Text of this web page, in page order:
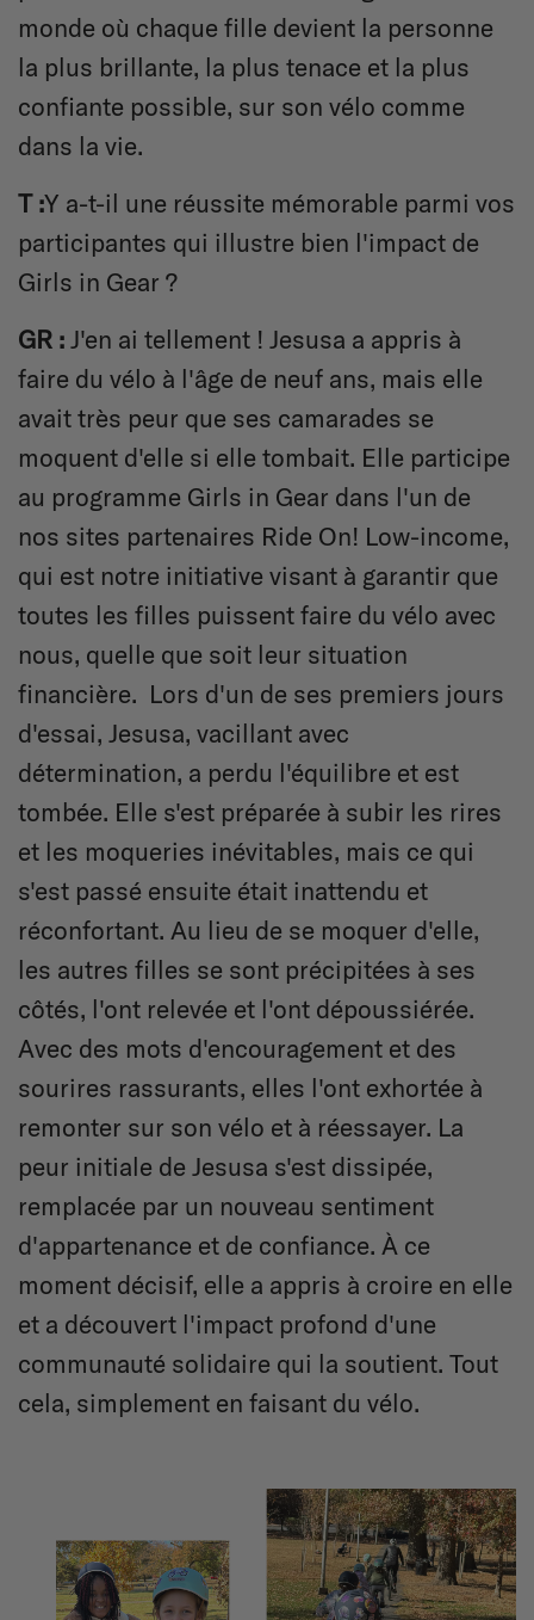
monde où chaque fille devient la personne
la plus brillante, la plus tenace et la plus
confiante possible, sur son vélo comme
dans la vie.
T :Y a-t-il une réussite mémorable parmi vos
participantes qui illustre bien l'impact de
Girls in Gear ?
GR :J'en ai tellement ! Jesusa a appris à
faire du vélo à l'âge de neuf ans, mais elle
avait très peur que ses camarades se
moquent d'elle si elle tombait. Elle participe
au programme Girls in Gear dans l'un de
nos sites partenaires Ride On! Low-income,
qui est notre initiative visant à garantir que
toutes les filles puissent faire du vélo avec
nous, quelle que soit leur situation
financière. Lors d'un de ses premiers jours
d'essai, Jesusa, vacillant avec
détermination, a perdu l'équilibre et est
tombée. Elle s'est préparée à subir les rires
et les moqueries inévitables, mais ce qui
s'est passé ensuite était inattendu et
réconfortant. Au lieu de se moquer d'elle,
les autres filles se sont précipitées à ses
côtés, l'ont relevée et l'ont dépoussiérée.
Avec des mots d'encouragement et des
sourires rassurants, elles l'ont exhortée à
remonter sur son vélo et à réessayer. La
peur initiale de Jesusa s'est dissipée,
remplacée par un nouveau sentiment
d'appartenance et de confiance. À ce
moment décisif, elle a appris à croire en elle
et a découvert l'impact profond d'une
communauté solidaire qui la soutient. Tout
cela, simplement en faisant du vélo.